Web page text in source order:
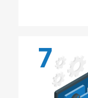
7